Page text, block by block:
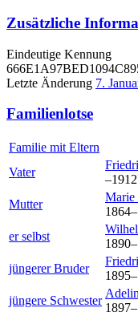
Zusätzliche
Eindeutige Kennung
Letzte Änderung 7.
Familienlotse
Familie mit Eltern
Vater
–1912
Mutter
Marie
1864–
er selbst
1890–
jüngerer Bruder
1895–
jüngere Schwester
1897–